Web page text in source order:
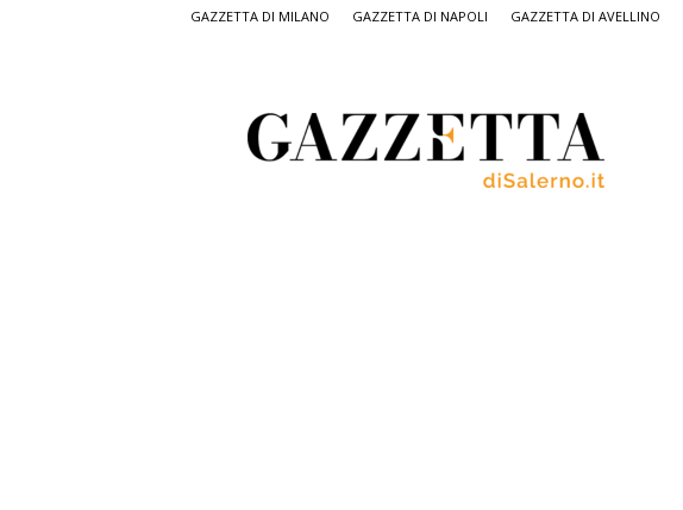
GAZZETTA DI MILANO GAZZETTA DI NAPOLI GAZZETTA DI AVELLINO
Salerno,
il
quotidiano